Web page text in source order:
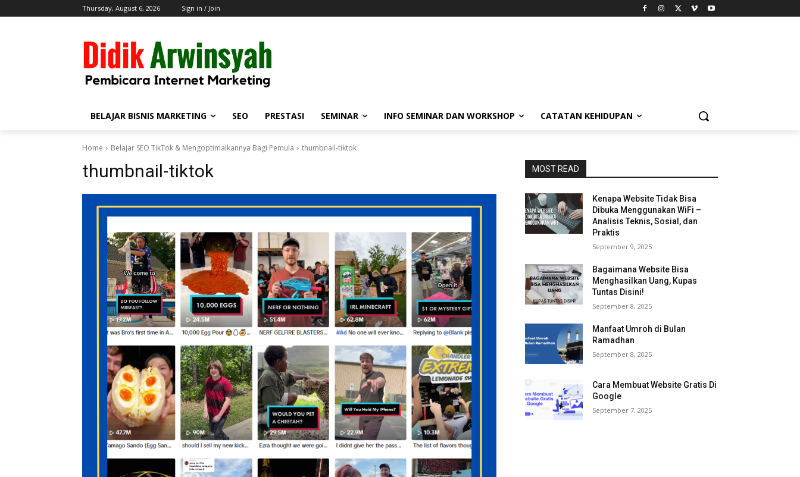
Thursday, August 6, 2026 Sign in / Join
BELAJAR BISNIS MARKETING SEO PRESTASI SEMINAR INFO SEMINAR DAN WORKSHOP CATATAN KEHIDUPAN
Home Belajar SEO TikTok & Mengoptimalkannya Bagi Pemula thumbnail-tiktok
thumbnail-tiktok MOST READ
Kenapa Website Tidak Bisa
Dibuka Menggunakan WiFi –
Analisis Teknis, Sosial, dan
Praktis
September 9, 2025
Bagaimana Website Bisa
Menghasilkan Uang, Kupas
Tuntas Disini!
September 8, 2025
Manfaat Umroh di Bulan
Ramadhan
September 8, 2025
Cara Membuat Website Gratis Di
Google
September 7, 2025